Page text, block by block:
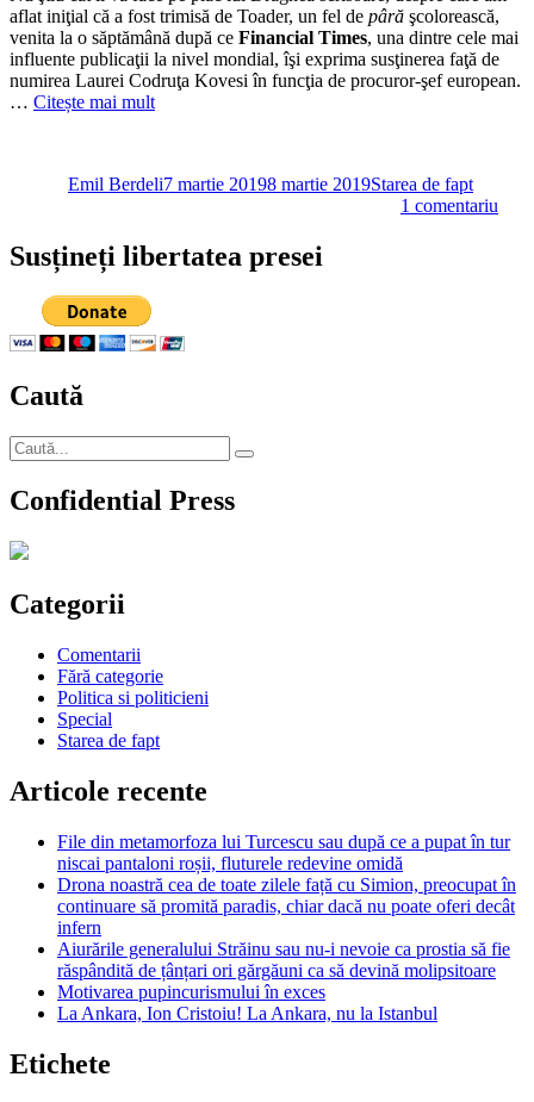
lui
Kovesi,
poate
ne
lămureşte
Dragnea
aflat iniţial că a fost trimisă de Toader, un fel de pâră şcolorească,
venita la o săptămână după ce Financial Times, una dintre cele mai
influente publicaţii la nivel mondial, îşi exprima susţinerea faţă de
numirea Laurei Codruţa Kovesi în funcţia de procuror-şef european.
… Citește mai mult
Emil Berdeli7 martie 20198 martie 2019Starea de fapt
1 comentariu
Susțineți libertatea presei
Caută
Caută
după:
Căutare
Confidential Press
Categorii
Comentarii
Fără categorie
Politica si politicieni
Special
Starea de fapt
Articole recente
File din metamorfoza lui Turcescu sau după ce a pupat în tur
niscai pantaloni roșii, fluturele redevine omidă
Drona noastră cea de toate zilele față cu Simion, preocupat în
continuare să promită paradis, chiar dacă nu poate oferi decât
infern
Aiurările generalului Străinu sau nu-i nevoie ca prostia să fie
răspândită de țânțari ori gărgăuni ca să devină molipsitoare
Motivarea pupincurismului în exces
La Ankara, Ion Cristoiu! La Ankara, nu la Istanbul
Etichete